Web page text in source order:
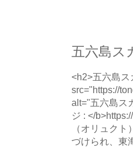
五六島ス
<h2>五六島
src="https://
alt="五六島ス
ジ : </
（オリュク
づけられ、東